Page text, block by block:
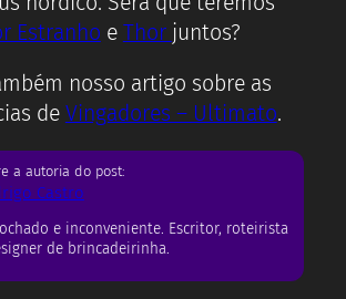
Estranho e Thor juntos?
nosso artigo sobre as
de Vingadores – Ultimato.
a autoria do post:
Castro
e inconveniente. Escritor, roteirista
de brincadeirinha.